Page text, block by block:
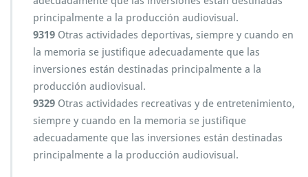
principalmente a la producción audiovisual.
9319 Otras actividades deportivas, siempre y cuando en
la memoria se justifique adecuadamente que las
inversiones están destinadas principalmente a la
producción audiovisual.
9329 Otras actividades recreativas y de entretenimiento,
siempre y cuando en la memoria se justifique
adecuadamente que las inversiones están destinadas
principalmente a la producción audiovisual.